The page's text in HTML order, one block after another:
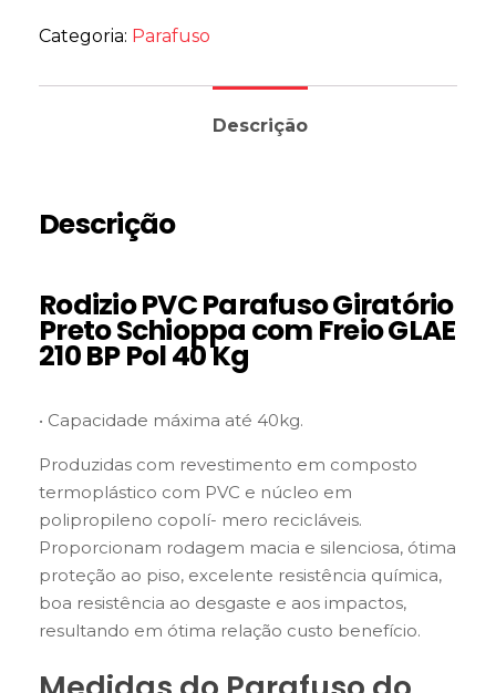
Categoria: Parafuso
Descrição
Descrição
Rodizio PVC Parafuso Giratório
Preto Schioppa com Freio GLAE
210 BP Pol 40 Kg
• Capacidade máxima até 40kg.
Produzidas com revestimento em composto
termoplástico com PVC e núcleo em
polipropileno copolí- mero recicláveis.
Proporcionam rodagem macia e silenciosa, ótima
proteção ao piso, excelente resistência química,
boa resistência ao desgaste e aos impactos,
resultando em ótima relação custo benefício.